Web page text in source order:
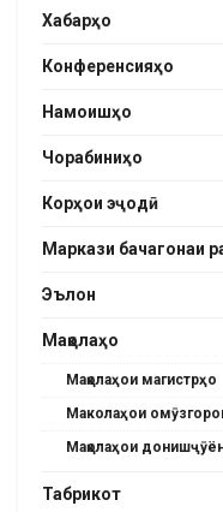
Хабарҳо
Конференсияҳо
Намоишҳо
Чорабиниҳо
Корҳои эҷодӣ
Маркази бачагонаи
Эълон
Мақолаҳо
Мақолаҳои магистрҳо
Маколаҳои
Мақолаҳои
Табрикот